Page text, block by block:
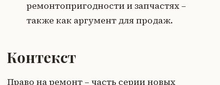
ремонтопригодности и запчастях –
также как аргумент для продаж.
Контекст
Право на ремонт – часть серии новых